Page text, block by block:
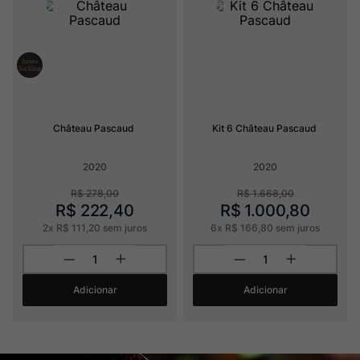
Château Pascaud
2020
R$ 278,00
R$ 222,40
2x R$ 111 20 sem juros
Adicionar
Kit 6 Château Pascaud
2020
R$ 1.668,00
R$ 1.000,80
6x R$ 166 80 sem juros
Adicionar
Ver Sacrum
10